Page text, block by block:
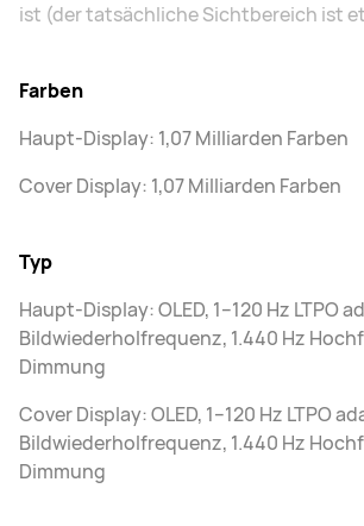
ist (der tatsächliche Sichtbereich ist
Farben
Haupt-Display: 1,07 Milliarden Farben
Cover Display: 1,07 Milliarden Farben
Typ
Haupt-Display: OLED, 1–120 Hz LTPO
Bildwiederholfrequenz, 1.440 Hz
Dimmung
Cover Display: OLED, 1–120 Hz LTPO
Bildwiederholfrequenz, 1.440 Hz
Dimmung